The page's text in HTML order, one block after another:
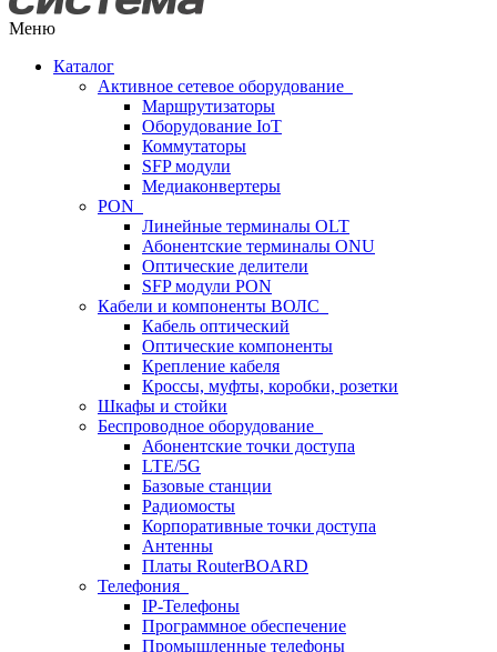
Меню
Каталог
Активное сетевое оборудование
Маршрутизаторы
Оборудование IoT
Коммутаторы
SFP модули
Медиаконвертеры
PON
Линейные терминалы OLT
Абонентские терминалы ONU
Оптические делители
SFP модули PON
Кабели и компоненты ВОЛС
Кабель оптический
Оптические компоненты
Крепление кабеля
Кроссы, муфты, коробки, розетки
Шкафы и стойки
Беспроводное оборудование
Абонентские точки доступа
LTE/5G
Базовые станции
Радиомосты
Корпоративные точки доступа
Антенны
Платы RouterBOARD
Телефония
IP-Телефоны
Программное обеспечение
Промышленные телефоны